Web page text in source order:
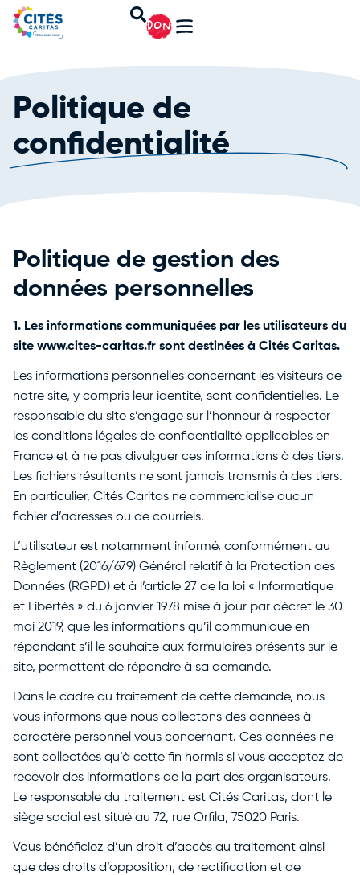
DON
Politique de
confidentialité
Politique de gestion des
données personnelles
1. Les informations communiquées par les utilisateurs du
site www.cites-caritas.fr sont destinées à Cités Caritas.
Les informations personnelles concernant les visiteurs de
notre site, y compris leur identité, sont confidentielles. Le
responsable du site s’engage sur l’honneur à respecter
les conditions légales de confidentialité applicables en
France et à ne pas divulguer ces informations à des tiers.
Les fichiers résultants ne sont jamais transmis à des tiers.
En particulier, Cités Caritas ne commercialise aucun
fichier d’adresses ou de courriels.
L’utilisateur est notamment informé, conformément au
Règlement (2016/679) Général relatif à la Protection des
Données (RGPD) et à l’article 27 de la loi « Informatique
et Libertés » du 6 janvier 1978 mise à jour par décret le 30
mai 2019, que les informations qu’il communique en
répondant s’il le souhaite aux formulaires présents sur le
site, permettent de répondre à sa demande.
Dans le cadre du traitement de cette demande, nous
vous informons que nous collectons des données à
caractère personnel vous concernant. Ces données ne
sont collectées qu’à cette fin hormis si vous acceptez de
recevoir des informations de la part des organisateurs.
Le responsable du traitement est Cités Caritas, dont le
siège social est situé au 72, rue Orfila, 75020 Paris.
Vous bénéficiez d’un droit d’accès au traitement ainsi
que des droits d’opposition, de rectification et de